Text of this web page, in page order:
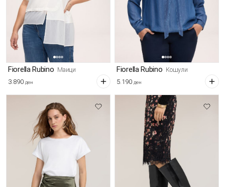
Fiorella Rubino Маици
3.890 ден
Fiorella Rubino Кошули
5.190 ден